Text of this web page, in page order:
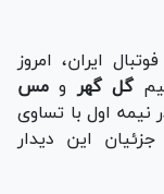
ایران، امروز
گل گهر و مس
نیمه اول با تساوی
این دیدار